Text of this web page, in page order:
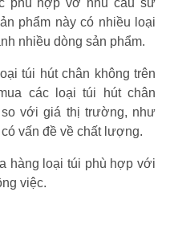
phù hợp vớ nhu cầu sử
phẩm này có nhiều loại
nhiều dòng sản phẩm.
túi hút chân không trên
các loại túi hút chân
với giá thị trường, như
vấn đề về chất lượng.
hàng loại túi phù hợp với
việc.